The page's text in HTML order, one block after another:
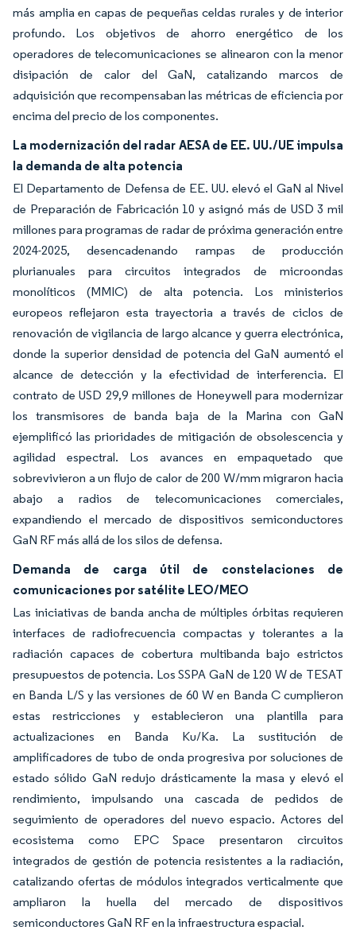
más amplia en capas de pequeñas celdas rurales y de interior
profundo. Los objetivos de ahorro energético de los
operadores de telecomunicaciones se alinearon con la menor
disipación de calor del GaN, catalizando marcos de
adquisición que recompensaban las métricas de eficiencia por
encima del precio de los componentes.
La modernización del radar AESA de EE. UU./UE impulsa
la demanda de alta potencia
El Departamento de Defensa de EE. UU. elevó el GaN al Nivel
de Preparación de Fabricación 10 y asignó más de USD 3 mil
millones para programas de radar de próxima generación entre
2024-2025, desencadenando rampas de producción
plurianuales para circuitos integrados de microondas
monolíticos (MMIC) de alta potencia. Los ministerios
europeos reflejaron esta trayectoria a través de ciclos de
renovación de vigilancia de largo alcance y guerra electrónica,
donde la superior densidad de potencia del GaN aumentó el
alcance de detección y la efectividad de interferencia. El
contrato de USD 29,9 millones de Honeywell para modernizar
los transmisores de banda baja de la Marina con GaN
ejemplificó las prioridades de mitigación de obsolescencia y
agilidad espectral. Los avances en empaquetado que
sobrevivieron a un flujo de calor de 200 W/mm migraron hacia
abajo a radios de telecomunicaciones comerciales,
expandiendo el mercado de dispositivos semiconductores
GaN RF más allá de los silos de defensa.
Demanda de carga útil de constelaciones de
comunicaciones por satélite LEO/MEO
Las iniciativas de banda ancha de múltiples órbitas requieren
interfaces de radiofrecuencia compactas y tolerantes a la
radiación capaces de cobertura multibanda bajo estrictos
presupuestos de potencia. Los SSPA GaN de 120 W de TESAT
en Banda L/S y las versiones de 60 W en Banda C cumplieron
estas restricciones y establecieron una plantilla para
actualizaciones en Banda Ku/Ka. La sustitución de
amplificadores de tubo de onda progresiva por soluciones de
estado sólido GaN redujo drásticamente la masa y elevó el
rendimiento, impulsando una cascada de pedidos de
seguimiento de operadores del nuevo espacio. Actores del
ecosistema como EPC Space presentaron circuitos
integrados de gestión de potencia resistentes a la radiación,
catalizando ofertas de módulos integrados verticalmente que
ampliaron la huella del mercado de dispositivos
semiconductores GaN RF en la infraestructura espacial.